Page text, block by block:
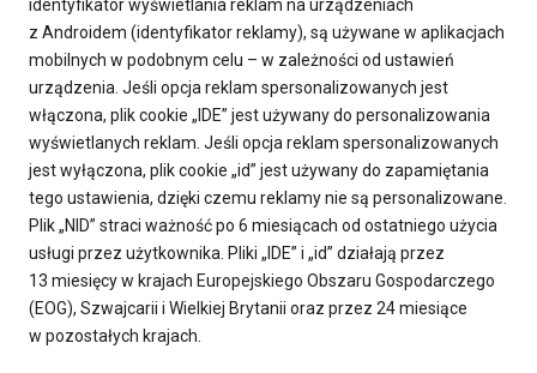
identyfikator wyświetlania reklam na urządzeniach
z Androidem (identyfikator reklamy), są używane w aplikacjach
mobilnych w podobnym celu – w zależności od ustawień
urządzenia. Jeśli opcja reklam spersonalizowanych jest
włączona, plik cookie „IDE” jest używany do personalizowania
wyświetlanych reklam. Jeśli opcja reklam spersonalizowanych
jest wyłączona, plik cookie „id” jest używany do zapamiętania
tego ustawienia, dzięki czemu reklamy nie są personalizowane.
Plik „NID” straci ważność po 6 miesiącach od ostatniego użycia
usługi przez użytkownika. Pliki „IDE” i „id” działają przez
13 miesięcy w krajach Europejskiego Obszaru Gospodarczego
(EOG), Szwajcarii i Wielkiej Brytanii oraz przez 24 miesiące
w pozostałych krajach.